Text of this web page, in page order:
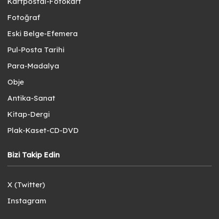
Fotoğraf
Eski Belge-Efemera
Pul-Posta Tarihi
Para-Madalya
Obje
Antika-Sanat
Kitap-Dergi
Plak-Kaset-CD-DVD
Bizi Takip Edin
X (Twitter)
Instagram